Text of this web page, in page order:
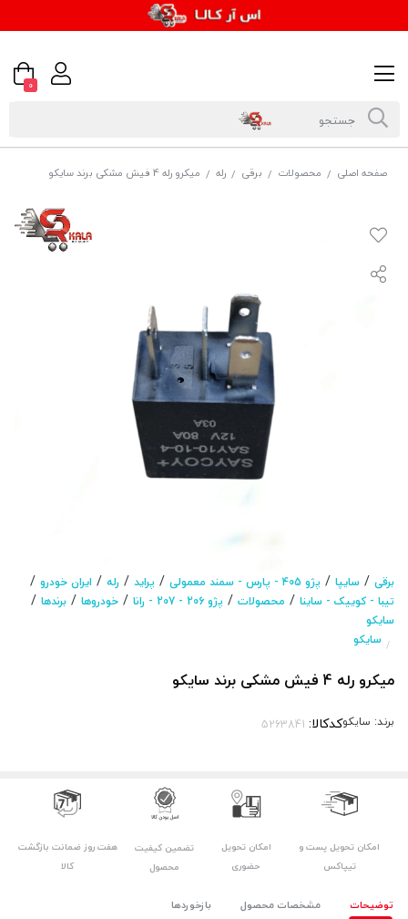
صفحه اصلی / محصولات / برقی / رله / میکرو رله 4 فیش مشکی برند سایکو
برقی / سایپا / پژو 405 - پارس - سمند معمولی / پراید / رله / ایران خودرو /
تیبا - کوییک - ساینا / محصولات / پژو 206 - 207 - رانا / خودروها / برندها /
سایکو
/ سایکو
میکرو رله 4 فیش مشکی برند سایکو
برند: سایکوکدکالا:
امکان تحویل پست و
تیپاکس
امکان تحویل
حضوری
تضمین کیفیت
محصول
هفت روز ضمانت بازگشت
کالا
توضیحات مشخصات محصول بازخوردها
0